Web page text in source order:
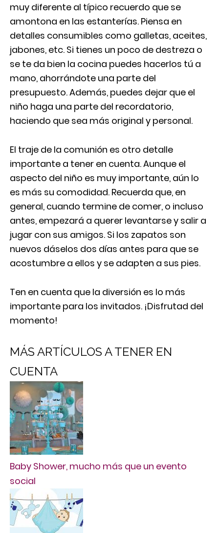
muy diferente al típico recuerdo que se
amontona en las estanterías. Piensa en
detalles consumibles como galletas, aceites,
jabones, etc. Si tienes un poco de destreza o
se te da bien la cocina puedes hacerlos tú a
mano, ahorrándote una parte del
presupuesto. Además, puedes dejar que el
niño haga una parte del recordatorio,
haciendo que sea más original y personal.
El traje de la comunión es otro detalle
importante a tener en cuenta. Aunque el
aspecto del niño es muy importante, aún lo
es más su comodidad. Recuerda que, en
general, cuando termine de comer, o incluso
antes, empezará a querer levantarse y salir a
jugar con sus amigos. Si los zapatos son
nuevos dáselos dos días antes para que se
acostumbre a ellos y se adapten a sus pies.
Ten en cuenta que la diversión es lo más
importante para los invitados. ¡Disfrutad del
momento!
MÁS ARTÍCULOS A TENER EN
CUENTA
Baby Shower, mucho más que un evento
social